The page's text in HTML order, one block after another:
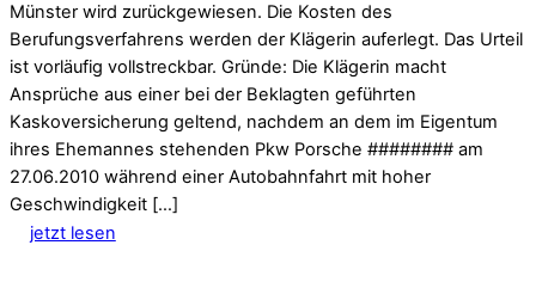
Münster wird zurückgewiesen. Die Kosten des
Berufungsverfahrens werden der Klägerin auferlegt. Das Urteil
ist vorläufig vollstreckbar. Gründe: Die Klägerin macht
Ansprüche aus einer bei der Beklagten geführten
Kaskoversicherung geltend, nachdem an dem im Eigentum
ihres Ehemannes stehenden Pkw Porsche ######## am
27.06.2010 während einer Autobahnfahrt mit hoher
Geschwindigkeit […]
jetzt lesen